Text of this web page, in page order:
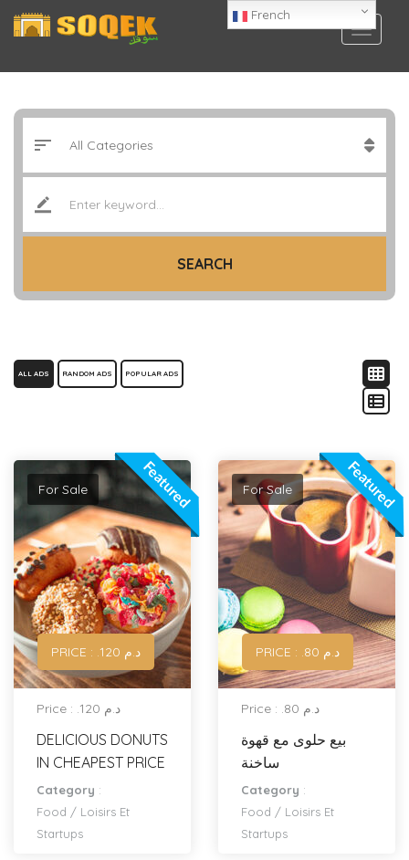
SEARCH
ALL ADS RANDOM ADS POPULAR ADS
Featured
PRICE : .د.م 120
For Sale
Price : .د.م 120
DELICIOUS DONUTS
IN CHEAPEST PRICE
Category :
Food / Loisirs Et
Startups
Featured
PRICE : .د.م 80
For Sale
Price : .د.م 80
بيع حلوى مع قهوة
ساخنة
Category :
Food / Loisirs Et
Startups
French